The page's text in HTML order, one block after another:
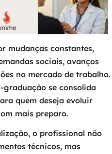
mudanças constantes,
sociais, avanços
no mercado de trabalho.
graduação se consolida
quem deseja evoluir
mais preparo.
o profissional não
técnicos, mas